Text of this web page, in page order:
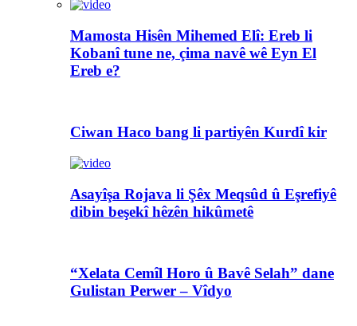
Mamosta Hisên Mihemed Elî: Ereb li
Kobanî tune ne, çima navê wê Eyn El
Ereb e?
Ciwan Haco bang li partiyên Kurdî kir
Asayîşa Rojava li Şêx Meqsûd û Eşrefiyê
dibin beşekî hêzên hikûmetê
“Xelata Cemîl Horo û Bavê Selah” dane
Gulistan Perwer – Vîdyo